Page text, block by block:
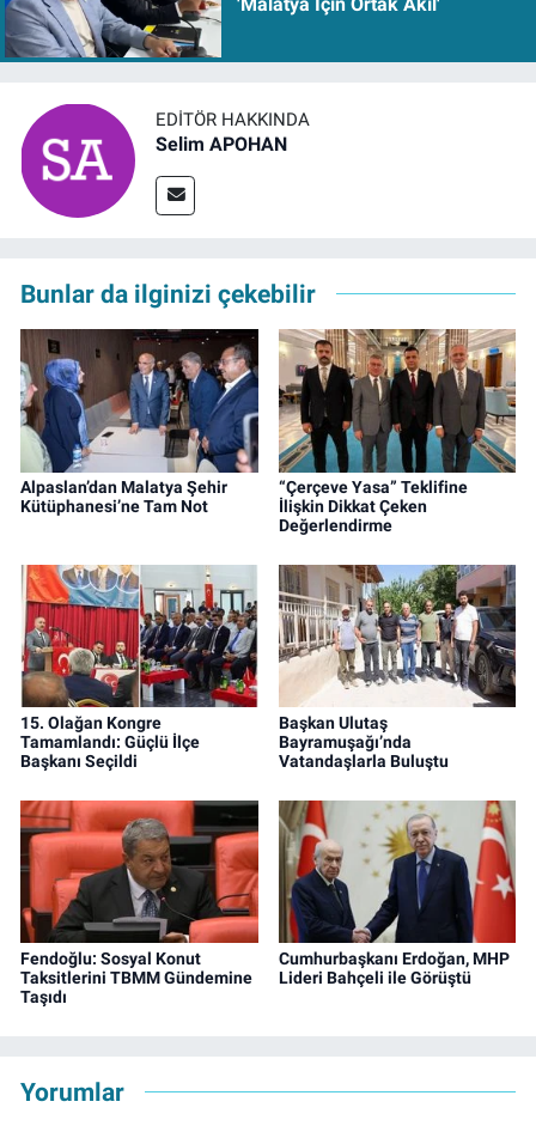
EDITÖR HAKKINDA
Selim APOHAN
Bunlar da ilginizi çekebilir
Alpaslan’dan Malatya Şehir
Kütüphanesi’ne Tam Not
“Çerçeve Yasa” Teklifine
İlişkin Dikkat Çeken
Değerlendirme
15. Olağan Kongre
Tamamlandı: Güçlü İlçe
Başkanı Seçildi
Başkan Ulutaş
Bayramuşağı’nda
Vatandaşlarla Buluştu
Fendoğlu: Sosyal Konut
Taksitlerini TBMM Gündemine
Taşıdı
Cumhurbaşkanı Erdoğan, MHP
Lideri Bahçeli ile Görüştü
Yorumlar